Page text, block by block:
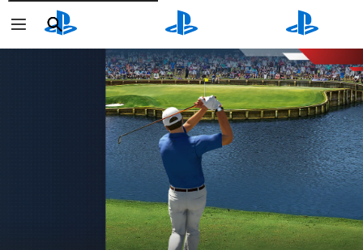
Buscar
Buscar
Buscar